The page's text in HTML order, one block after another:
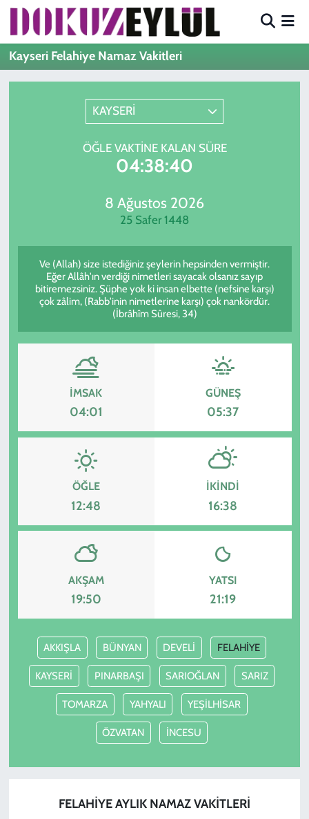
Kayseri Felahiye Namaz Vakitleri
KAYSERİ
ÖĞLE VAKTINE KALAN SÜRE
04:38:40
8 Ağustos 2026
25 Safer 1448
Ve (Allah) size istediğiniz şeylerin hepsinden vermiştir.
Eğer Allâh'ın verdiği nimetleri sayacak olsanız sayıp
bitiremezsiniz. Şüphe yok ki insan elbette (nefsine karşı)
çok zâlim, (Rabb'inin nimetlerine karşı) çok nankördür.
(İbrâhîm Sûresi, 34)
İMSAK
04:01
GÜNEŞ
05:37
ÖĞLE
12:48
İKINDI
16:38
AKŞAM
19:50
YATSI
21:19
AKKIŞLA BÜNYAN DEVELİ FELAHİYE
KAYSERİ PINARBAŞI SARIOĞLAN SARIZ
TOMARZA YAHYALI YEŞİLHİSAR
ÖZVATAN İNCESU
FELAHİYE AYLIK NAMAZ VAKITLERI
Hava Durumu
Süper Lig Puan Durumu ve Fikstür